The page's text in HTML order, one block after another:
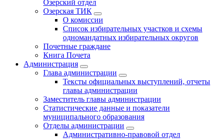
Озерский отдел
Озерская ТИК
О комиссии
Список избирательных участков и схемы
одномандатных избирательных округов
Почетные граждане
Книга Почета
Администрация
Глава администрации
Тексты официальных выступлений, отчеты
главы администрации
Заместитель главы администрации
Статистические данные и показатели
муниципального образования
Отделы администрации
Административно-правовой отдел